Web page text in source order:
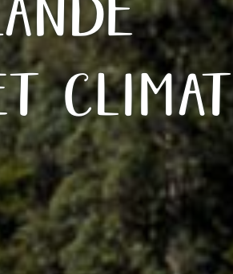
climat